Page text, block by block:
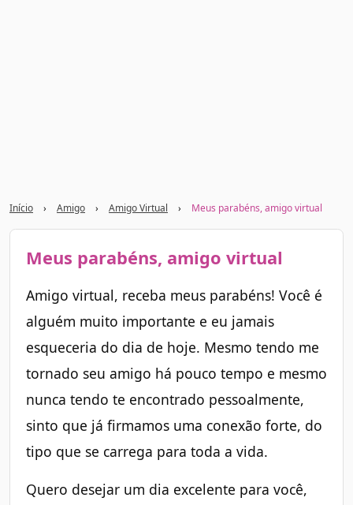
Início › Amigo › Amigo Virtual › Meus parabéns, amigo virtual
Meus parabéns, amigo virtual
Amigo virtual, receba meus parabéns! Você é
alguém muito importante e eu jamais
esqueceria do dia de hoje. Mesmo tendo me
tornado seu amigo há pouco tempo e mesmo
nunca tendo te encontrado pessoalmente,
sinto que já firmamos uma conexão forte, do
tipo que se carrega para toda a vida.
Quero desejar um dia excelente para você,